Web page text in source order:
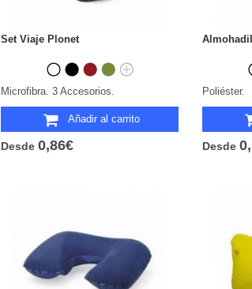
Set Viaje Plonet
Microfibra. 3 Accesorios.
Añadir al carrito
Desde 0,86€
Poliéster.
Desde